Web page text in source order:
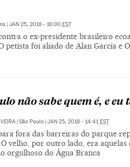
| JAN 25, 2018 - 16:00 EST
o ex-presidente brasileiro
petista foi aliado de Alan García e
não sabe quem é, e eu
| São Paulo | JAN 25, 2018 - 14:41 EST
fora das barreiras do parque
velho, por outro lado, era aquelas
orgulhoso do Água Branca